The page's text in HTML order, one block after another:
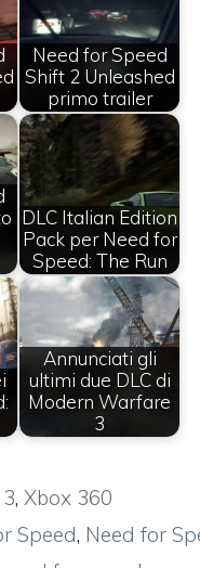
Need for Speed
Shift 2 Unleashed
primo trailer
DLC Italian Edition
Pack per Need for
Speed: The Run
Annunciati gli
ultimi due DLC di
Modern Warfare
3
,Xbox 360
Speed, Need for